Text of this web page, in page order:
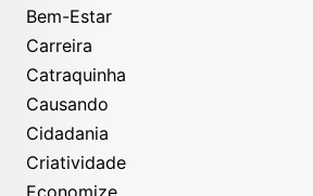
Bem-Estar
Carreira
Catraquinha
Causando
Cidadania
Criatividade